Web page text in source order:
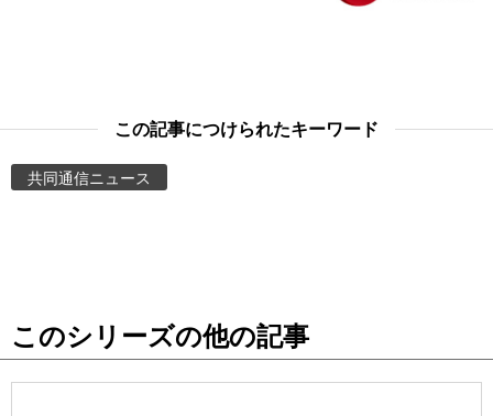
スポーツ・東京2020
Images
この記事につけられたキーワード
共同通信ニュース
このシリーズの他の記事